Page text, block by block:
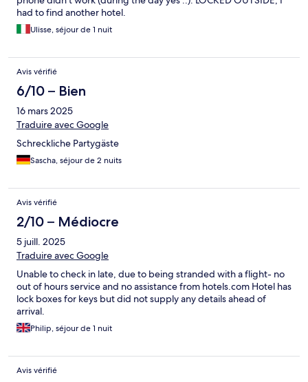
had to find another hotel.
Ulisse, séjour de 1 nuit
Avis vérifié
6/10 – Bien
16 mars 2025
Traduire avec Google
Schreckliche Partygäste
Sascha, séjour de 2 nuits
Avis vérifié
2/10 – Médiocre
5 juill. 2025
Traduire avec Google
Unable to check in late, due to being stranded with a flight- no
out of hours service and no assistance from hotels.com Hotel has
lock boxes for keys but did not supply any details ahead of
arrival.
Philip, séjour de 1 nuit
Avis vérifié